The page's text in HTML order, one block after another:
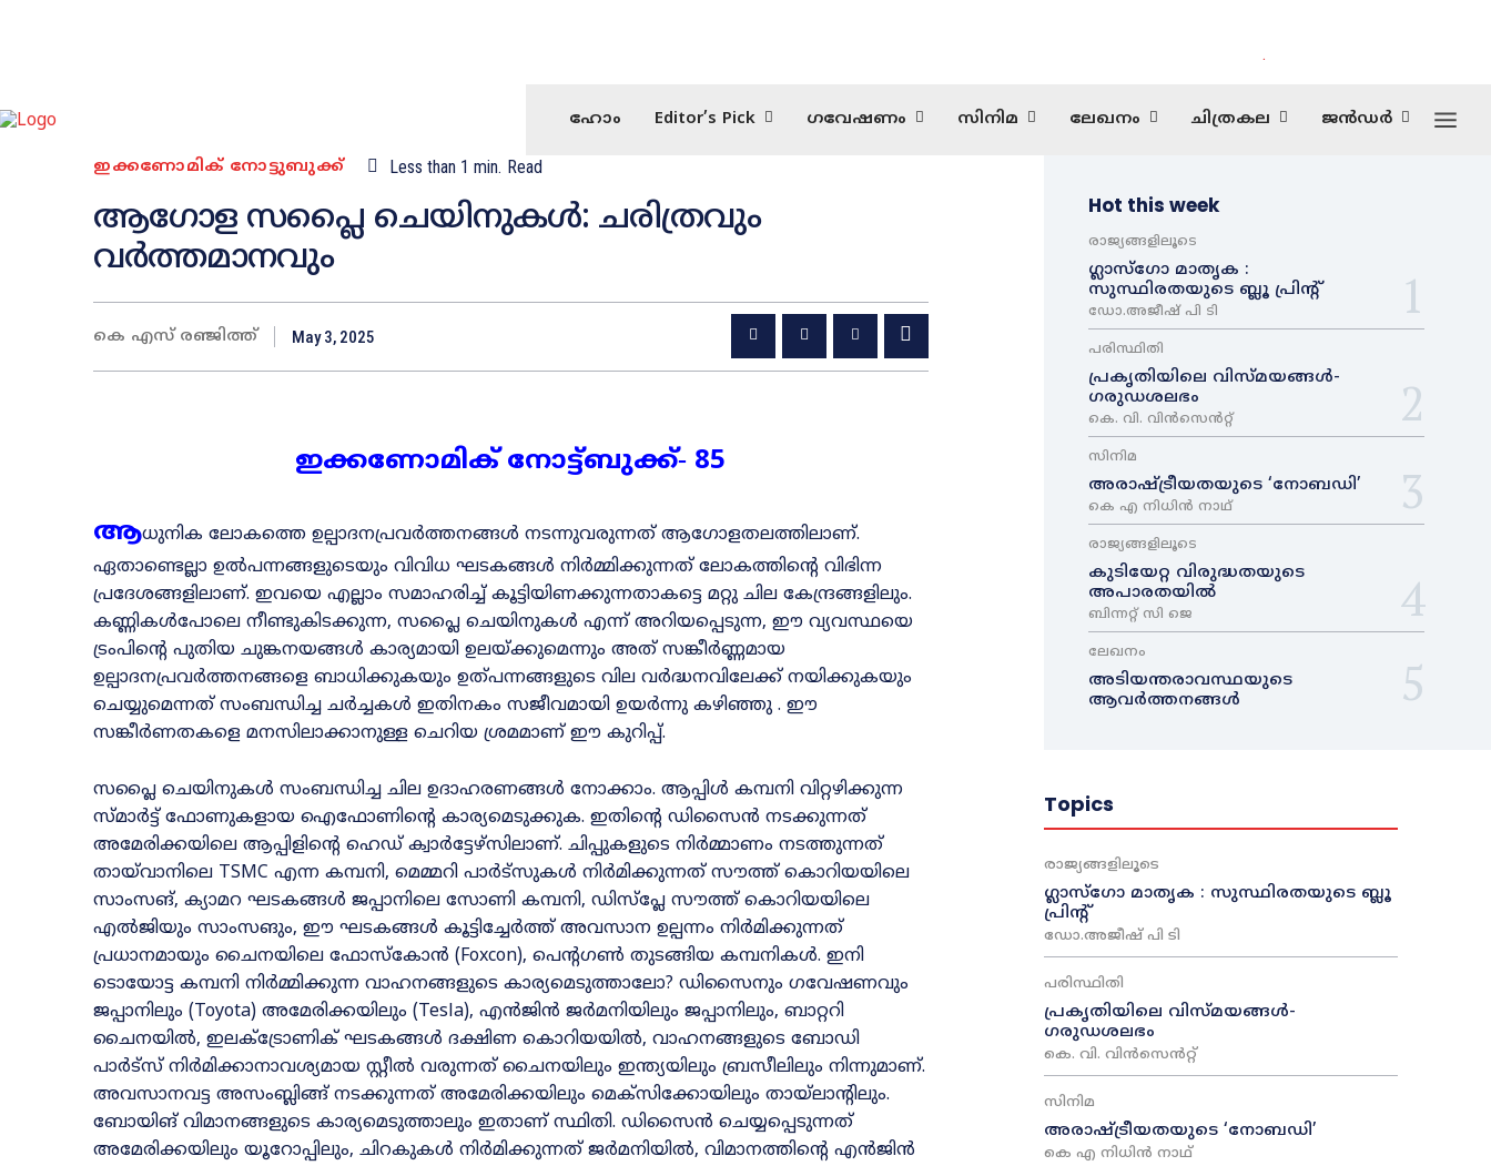
.
ഹോം Editor’s Pick ഗവേഷണം സിനിമ ലേഖനം ചിത്രകല ജൻഡർ
ഇക്കണോമിക് നോട്ടുബുക്ക് Less than 1 min. Read
ആഗോള സപ്ലൈ ചെയിനുകൾ: ചരിത്രവും
വർത്തമാനവും
കെ എസ് രഞ്ജിത്ത് May 3, 2025
ഇക്കണോമിക്‌ നോട്ട്‌ബുക്ക്‌‐ 85
ആധുനിക ലോകത്തെ ഉല്പാദനപ്രവർത്തനങ്ങൾ നടന്നുവരുന്നത് ആഗോളതലത്തിലാണ്.
ഏതാണ്ടെല്ലാ ഉൽപന്നങ്ങളുടെയും വിവിധ ഘടകങ്ങൾ നിർമ്മിക്കുന്നത് ലോകത്തിന്റെ വിഭിന്ന
പ്രദേശങ്ങളിലാണ്. ഇവയെ എല്ലാം സമാഹരിച്ച് കൂട്ടിയിണക്കുന്നതാകട്ടെ മറ്റു ചില കേന്ദ്രങ്ങളിലും.
കണ്ണികൾപോലെ നീണ്ടുകിടക്കുന്ന, സപ്ലൈ ചെയിനുകൾ എന്ന് അറിയപ്പെടുന്ന, ഈ വ്യവസ്ഥയെ
ട്രംപിന്റെ പുതിയ ചുങ്കനയങ്ങൾ കാര്യമായി ഉലയ്ക്കുമെന്നും അത് സങ്കീർണ്ണമായ
ഉല്പാദനപ്രവർത്തനങ്ങളെ ബാധിക്കുകയും ഉത്പന്നങ്ങളുടെ വില വർദ്ധനവിലേക്ക് നയിക്കുകയും
ചെയ്യുമെന്നത് സംബന്ധിച്ച ചർച്ചകൾ ഇതിനകം സജീവമായി ഉയർന്നു കഴിഞ്ഞു . ഈ
സങ്കീർണതകളെ മനസിലാക്കാനുള്ള ചെറിയ ശ്രമമാണ് ഈ കുറിപ്പ്.
സപ്ലൈ ചെയിനുകൾ സംബന്ധിച്ച ചില ഉദാഹരണങ്ങൾ നോക്കാം. ആപ്പിൾ കമ്പനി വിറ്റഴിക്കുന്ന
സ്മാർട്ട് ഫോണുകളായ ഐഫോണിന്റെ കാര്യമെടുക്കുക. ഇതിന്റെ ഡിസൈൻ നടക്കുന്നത്
അമേരിക്കയിലെ ആപ്പിളിന്റെ ഹെഡ് ക്വാർട്ടേഴ്സിലാണ്. ചിപ്പുകളുടെ നിർമ്മാണം നടത്തുന്നത്
തായ്‌വാനിലെ TSMC എന്ന കമ്പനി, മെമ്മറി പാർട്സുകൾ നിർമിക്കുന്നത് സൗത്ത് കൊറിയയിലെ
സാംസങ്, ക്യാമറ ഘടകങ്ങൾ ജപ്പാനിലെ സോണി കമ്പനി, ഡിസ്‌പ്ലേ സൗത്ത് കൊറിയയിലെ
എൽജിയും സാംസങും, ഈ ഘടകങ്ങൾ കൂട്ടിച്ചേർത്ത് അവസാന ഉല്പന്നം നിർമിക്കുന്നത്
പ്രധാനമായും ചൈനയിലെ ഫോസ്കോൻ (Foxcon), പെന്റഗൺ തുടങ്ങിയ കമ്പനികൾ. ഇനി
ടൊയോട്ട കമ്പനി നിർമ്മിക്കുന്ന വാഹനങ്ങളുടെ കാര്യമെടുത്താലോ? ഡിസൈനും ഗവേഷണവും
ജപ്പാനിലും (Toyota) അമേരിക്കയിലും (Tesla), എൻജിൻ ജർമനിയിലും ജപ്പാനിലും, ബാറ്ററി
ചൈനയിൽ, ഇലക്ട്രോണിക് ഘടകങ്ങൾ ദക്ഷിണ കൊറിയയിൽ, വാഹനങ്ങളുടെ ബോഡി
പാർട്സ് നിർമിക്കാനാവശ്യമായ സ്റ്റീൽ വരുന്നത് ചൈനയിലും ഇന്ത്യയിലും ബ്രസീലിലും നിന്നുമാണ്‌.
അവസാനവട്ട അസംബ്ലിങ്ങ്‌ നടക്കുന്നത് അമേരിക്കയിലും മെക്സിക്കോയിലും തായ്ലാന്റിലും.
ബോയിങ് വിമാനങ്ങളുടെ കാര്യമെടുത്താലും ഇതാണ് സ്ഥിതി. ഡിസൈൻ ചെയ്യപ്പെടുന്നത്
അമേരിക്കയിലും യൂറോപ്പിലും, ചിറകുകൾ നിർമിക്കുന്നത് ജർമനിയിൽ, വിമാനത്തിന്റെ എൻജിൻ
Hot this week
രാജ്യങ്ങളിലൂടെ
ഗ്ലാസ്ഗോ മാതൃക :
സുസ്ഥിരതയുടെ ബ്ലൂ പ്രിന്റ്
ഡോ.അജീഷ് പി ടി
പരിസ്ഥിതി
പ്രകൃതിയിലെ വിസ്മയങ്ങൾ-
ഗരുഡശലഭം
കെ. വി. വിൻസെൻറ്റ്
സിനിമ
അരാഷ്‌ട്രീയതയുടെ ‘നോബഡി’
കെ എ നിധിൻ നാഥ്‌
രാജ്യങ്ങളിലൂടെ
കുടിയേറ്റ വിരുദ്ധതയുടെ
അപാരതയിൽ
ബിന്നറ്റ് സി ജെ
ലേഖനം
അടിയന്തരാവസ്ഥയുടെ
ആവർത്തനങ്ങൾ
Topics
രാജ്യങ്ങളിലൂടെ
ഗ്ലാസ്ഗോ മാതൃക : സുസ്ഥിരതയുടെ ബ്ലൂ
പ്രിന്റ്
ഡോ.അജീഷ് പി ടി
പരിസ്ഥിതി
പ്രകൃതിയിലെ വിസ്മയങ്ങൾ-
ഗരുഡശലഭം
കെ. വി. വിൻസെൻറ്റ്
സിനിമ
അരാഷ്‌ട്രീയതയുടെ ‘നോബഡി’
കെ എ നിധിൻ നാഥ്‌